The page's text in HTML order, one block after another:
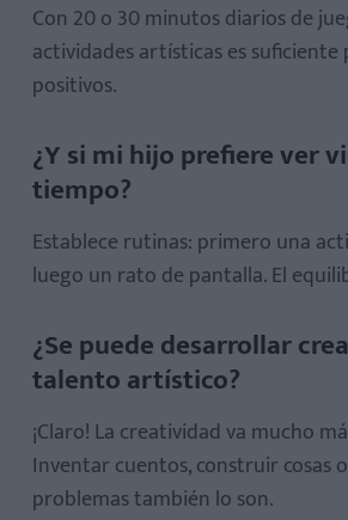
Con 20 o 30 minutos diarios de
actividades artísticas es suficiente
positivos.
¿Y si mi hijo prefiere ver
tiempo?
Establece rutinas: primero una
luego un rato de pantalla. El
¿Se puede desarrollar
talento artístico?
¡Claro! La creatividad va mucho
Inventar cuentos, construir cosas
problemas también lo son.